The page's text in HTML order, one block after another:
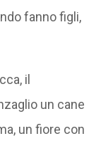
il
un cane
un fiore con